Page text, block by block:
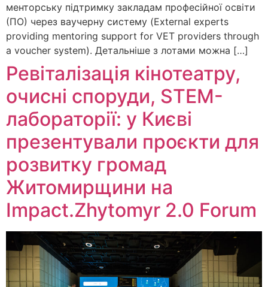
менторську підтримку закладам професійної освіти
(ПО) через ваучерну систему (External experts
providing mentoring support for VET providers through
a voucher system). Детальніше з лотами можна […]
Ревіталізація кінотеатру,
очисні споруди, STEM-
лабораторії: у Києві
презентували проєкти для
розвитку громад
Житомирщини на
Impact.Zhytomyr 2.0 Forum